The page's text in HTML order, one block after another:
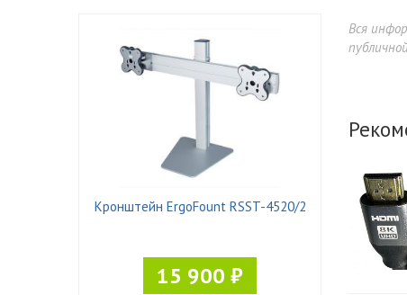
Кронштейн ErgoFount RSST-4520/2
15 900 ₽
Вся